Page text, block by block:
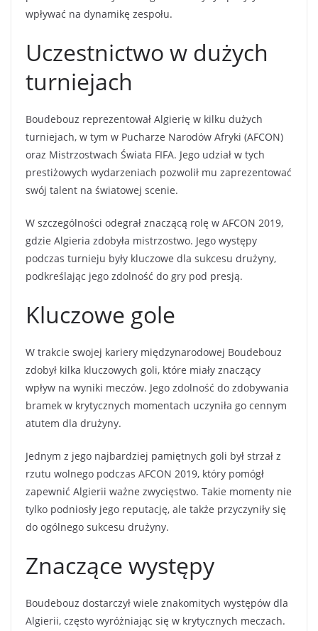
wpływać na dynamikę zespołu.
Uczestnictwo w dużych
turniejach
Boudebouz reprezentował Algierię w kilku dużych
turniejach, w tym w Pucharze Narodów Afryki (AFCON)
oraz Mistrzostwach Świata FIFA. Jego udział w tych
prestiżowych wydarzeniach pozwolił mu zaprezentować
swój talent na światowej scenie.
W szczególności odegrał znaczącą rolę w AFCON 2019,
gdzie Algieria zdobyła mistrzostwo. Jego występy
podczas turnieju były kluczowe dla sukcesu drużyny,
podkreślając jego zdolność do gry pod presją.
Kluczowe gole
W trakcie swojej kariery międzynarodowej Boudebouz
zdobył kilka kluczowych goli, które miały znaczący
wpływ na wyniki meczów. Jego zdolność do zdobywania
bramek w krytycznych momentach uczyniła go cennym
atutem dla drużyny.
Jednym z jego najbardziej pamiętnych goli był strzał z
rzutu wolnego podczas AFCON 2019, który pomógł
zapewnić Algierii ważne zwycięstwo. Takie momenty nie
tylko podniosły jego reputację, ale także przyczyniły się
do ogólnego sukcesu drużyny.
Znaczące występy
Boudebouz dostarczył wiele znakomitych występów dla
Algierii, często wyróżniając się w krytycznych meczach.